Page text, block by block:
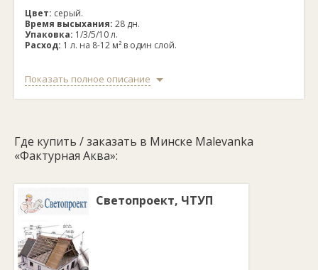
Цвет: серый.
Время высыхания: 28 дн.
Упаковка: 1/3/5/10 л.
Расход: 1 л. на 8-12 м² в один слой.
Акриловая краска Malevanka «Фактурная Аква»
предназначена для помещений с повышенной влажностью.
Благодаря высокопрочной структуре краска скрывает дефекты
поверхностей. Краска является гидрофобной, щелочестойкой
и экологически чистой.
Показать полное описание
Где купить / заказать в Минске Malevanka
«Фактурная Аква»:
Светопроект, ЧТУП